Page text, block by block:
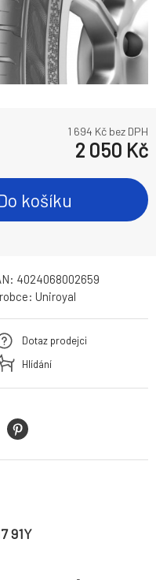
1 694 Kč bez DPH
2 050 Kč
košíku
4024068002659
Uniroyal
Dotaz prodejci
Hlídání
91Y